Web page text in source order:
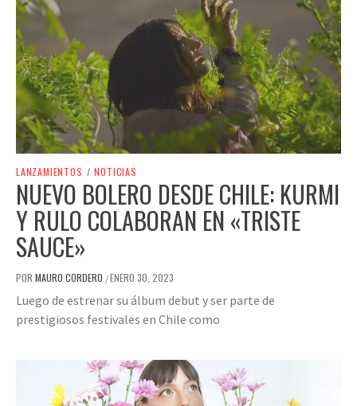
LANZAMIENTOS / NOTICIAS
NUEVO BOLERO DESDE CHILE: KURMI
Y RULO COLABORAN EN «TRISTE
SAUCE»
POR MAURO CORDERO /ENERO 30, 2023
Luego de estrenar su álbum debut y ser parte de
prestigiosos festivales en Chile como